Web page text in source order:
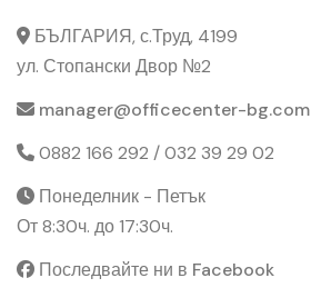
БЪЛГАРИЯ, с.Труд, 4199
ул. Стопански Двор №2
manager@officecenter-bg.com
0882 166 292 / 032 39 29 02
Понеделник - Петък
От 8:30ч. до 17:30ч.
Последвайте ни в Facebook